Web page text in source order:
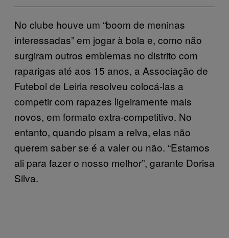
No clube houve um “boom de meninas
interessadas” em jogar à bola e, como não
surgiram outros emblemas no distrito com
raparigas até aos 15 anos, a Associação de
Futebol de Leiria resolveu colocá-las a
competir com rapazes ligeiramente mais
novos, em formato extra-competitivo. No
entanto, quando pisam a relva, elas não
querem saber se é a valer ou não. “Estamos
ali para fazer o nosso melhor”, garante Dorisa
Silva.